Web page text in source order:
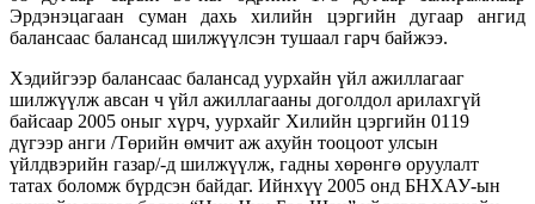
Эрдэнэцагаан суман дахь хилийн цэргийн дугаар ангид
балансаас балансад шилжүүлсэн тушаал гарч байжээ.
Хэдийгээр балансаас балансад уурхайн үйл ажиллагааг
шилжүүлж авсан ч үйл ажиллагааны доголдол арилахгүй
байсаар 2005 оныг хүрч, уурхайг Хилийн цэргийн 0119
дүгээр анги /Төрийн өмчит аж ахуйн тооцоот улсын
үйлдвэрийн газар/-д шилжүүлж, гадны хөрөнгө оруулалт
татах боломж бүрдсэн байдаг. Ийнхүү 2005 онд БНХАУ-ын